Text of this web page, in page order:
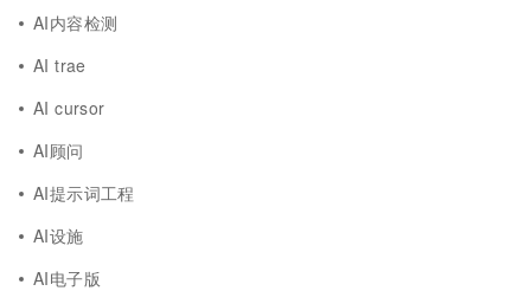
AI内容检测
AI trae
AI cursor
AI顾问
AI提示词工程
AI设施
AI电子版